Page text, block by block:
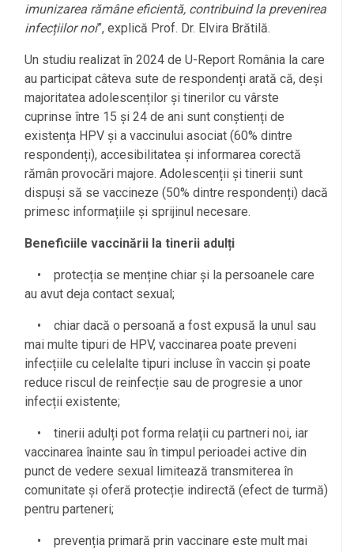
imunizarea rămâne eficientă, contribuind la prevenirea
infecțiilor noi”, explică Prof. Dr. Elvira Brătilă.
Un studiu realizat în 2024 de U-Report România la care
au participat câteva sute de respondenți arată că, deși
majoritatea adolescenților și tinerilor cu vârste
cuprinse între 15 și 24 de ani sunt conștienți de
existența HPV și a vaccinului asociat (60% dintre
respondenți), accesibilitatea și informarea corectă
rămân provocări majore. Adolescenții și tinerii sunt
dispuși să se vaccineze (50% dintre respondenți) dacă
primesc informațiile și sprijinul necesare.
Beneficiile vaccinării la tinerii adulți
• protecția se menține chiar și la persoanele care
au avut deja contact sexual;
• chiar dacă o persoană a fost expusă la unul sau
mai multe tipuri de HPV, vaccinarea poate preveni
infecțiile cu celelalte tipuri incluse în vaccin și poate
reduce riscul de reinfecție sau de progresie a unor
infecții existente;
• tinerii adulți pot forma relații cu partneri noi, iar
vaccinarea înainte sau în timpul perioadei active din
punct de vedere sexual limitează transmiterea în
comunitate și oferă protecție indirectă (efect de turmă)
pentru parteneri;
• prevenția primară prin vaccinare este mult mai